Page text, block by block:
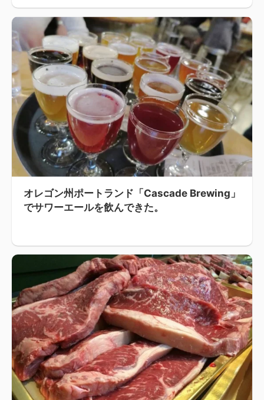
オレゴン州ポートランド「Cascade Brewing」
でサワーエールを飲んできた。